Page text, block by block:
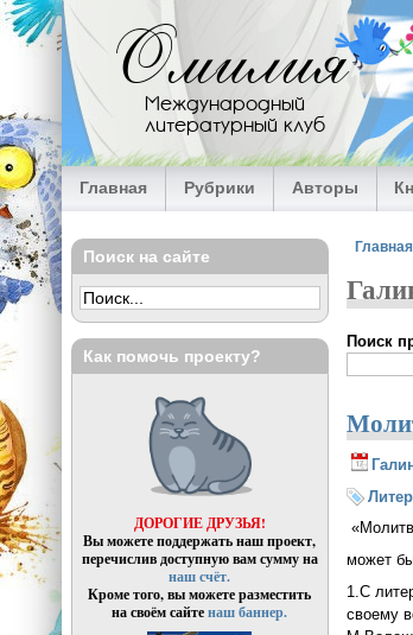
Перейти к основному содержанию
Омилия
Международный
литературный клуб
Главная Рубрики Авторы
Вы
Главная
Поиск
может
1.С
своему
Поиск на сайте
Как помочь проекту?
ДОРОГИЕ ДРУЗЬЯ!
Вы можете поддержать наш проект,
перечислив доступную вам сумму на
наш счёт.
Кроме того, вы можете разместить
на своём сайтенаш баннер.